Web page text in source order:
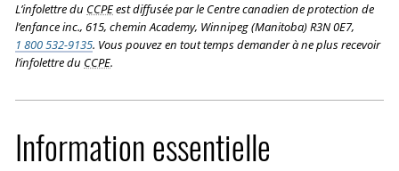
L’infolettre du CCPEest diffusée par le Centre canadien de protection de
l’enfance inc., 615, chemin Academy, Winnipeg (Manitoba) R3N 0E7,
1 800 532-9135. Vous pouvez en tout temps demander à ne plus recevoir
l’infolettre du CCPE.
Information essentielle